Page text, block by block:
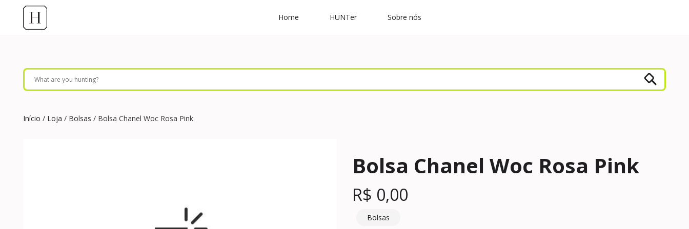
Home HUNTer Sobre nós
Início / Loja / Bolsas / Bolsa Chanel Woc Rosa Pink
Bolsa Chanel Woc Rosa Pink
R$ 0,00
Bolsas